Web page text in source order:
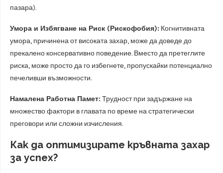
пазара).
Умора и Избягване на Риск (Рискофобия): Когнитивната
умора, причинена от високата захар, може да доведе до
прекалено консервативно поведение. Вместо да претеглите
риска, може просто да го избегнете, пропускайки потенциално
печеливши възможности.
Намалена Работна Памет: Трудност при задържане на
множество фактори в главата по време на стратегически
преговори или сложни изчисления.
Как да оптимизирате кръвната захар
за успех?